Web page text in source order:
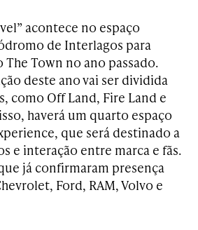
acontece no espaço
de Interlagos para
Town no ano passado.
deste ano vai ser dividida
como Off Land, Fire Land e
haverá um quarto espaço
que será destinado a
e interação entre marca e fãs.
já confirmaram presença
Ford, RAM, Volvo e